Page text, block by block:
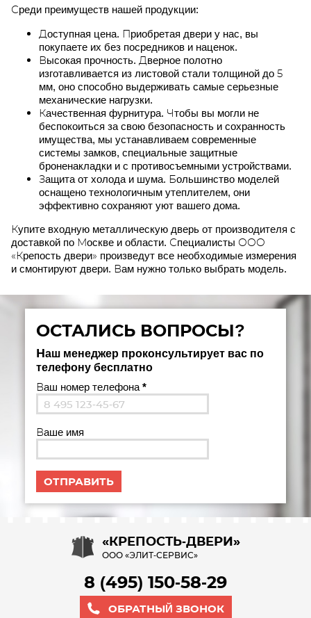
Среди преимуществ нашей продукции:
Доступная цена. Приобретая двери у нас, вы
покупаете их без посредников и наценок.
Высокая прочность. Дверное полотно
изготавливается из листовой стали толщиной до 5
мм, оно способно выдерживать самые серьезные
механические нагрузки.
Качественная фурнитура. Чтобы вы могли не
беспокоиться за свою безопасность и сохранность
имущества, мы устанавливаем современные
системы замков, специальные защитные
броненакладки и с противосъемными устройствами.
Защита от холода и шума. Большинство моделей
оснащено технологичным утеплителем, они
эффективно сохраняют уют вашего дома.
Купите входную металлическую дверь от производителя с
доставкой по Москве и области. Специалисты ООО
«Крепость двери» произведут все необходимые измерения
и смонтируют двери. Вам нужно только выбрать модель.
ОСТАЛИСЬ ВОПРОСЫ?
Наш менеджер проконсультирует вас по
телефону бесплатно
Ваш номер телефона*
Ваше имя
«КРЕПОСТЬ-ДВЕРИ»
ООО «ЭЛИТ-СЕРВИС»
8 (495) 150-58-29
ОБРАТНЫЙ ЗВОНОК